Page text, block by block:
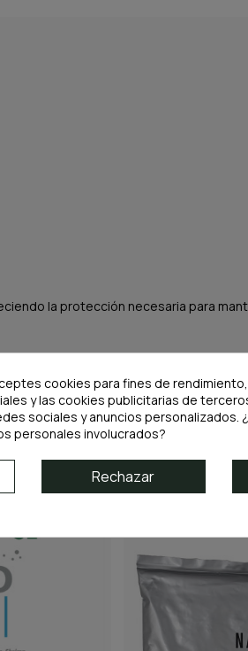
la protección necesaria para
cookies para fines de
y las cookies publicitarias de
sociales y anuncios personalizados.
personales involucrados?
Rechazar